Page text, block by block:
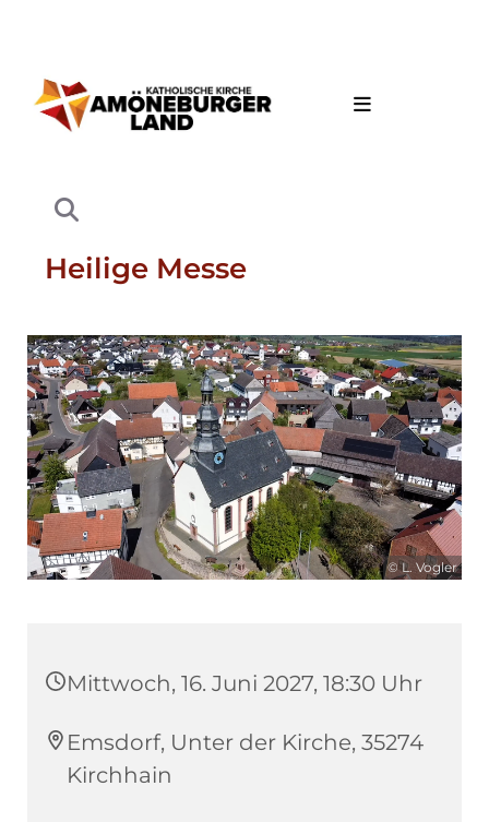
Heilige Messe
© L. Vogler
Mittwoch, 16. Juni 2027, 18:30 Uhr
Emsdorf, Unter der Kirche, 35274
Kirchhain